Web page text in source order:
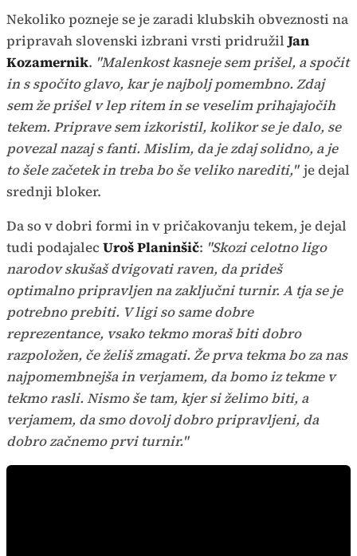
Nekoliko pozneje se je zaradi klubskih obveznosti na
pripravah slovenski izbrani vrsti pridružilJan
Kozamernik. "Malenkost kasneje sem prišel, a spočit
in s spočito glavo, kar je najbolj pomembno. Zdaj
sem že prišel v lep ritem in se veselim prihajajočih
tekem. Priprave sem izkoristil, kolikor se je dalo, se
povezal nazaj s fanti. Mislim, da je zdaj solidno, a je
to šele začetek in treba bo še veliko narediti," je dejal
srednji bloker.
Da so v dobri formi in v pričakovanju tekem, je dejal
tudi podajalecUroš Planinšič: "Skozi celotno ligo
narodov skušaš dvigovati raven, da prideš
optimalno pripravljen na zaključni turnir. A tja se je
potrebno prebiti. V ligi so same dobre
reprezentance, vsako tekmo moraš biti dobro
razpoložen, če želiš zmagati. Že prva tekma bo za nas
najpomembnejša in verjamem, da bomo iz tekme v
tekmo rasli. Nismo še tam, kjer si želimo biti, a
verjamem, da smo dovolj dobro pripravljeni, da
dobro začnemo prvi turnir."